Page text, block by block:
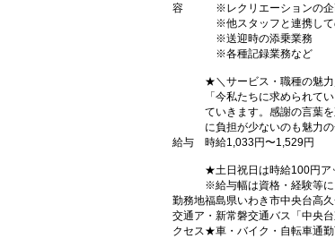
容
※レクリエーションの企
※他スタッフと連携して
※送迎時の添乗業務
※各種記録業務など
★＼サービス・職種の魅力
「今私たちに求められて
ていきます。感謝の言葉
に負担が少ないのも魅力の
給与
時給1,033円〜1,529円
★土日祝日は時給100円ア
※給与幅は資格・経験等に
勤務地福島県いわき市中央台高
交通ア
クセス
・新常磐交通バス「中央
★車・バイク・自転車通勤